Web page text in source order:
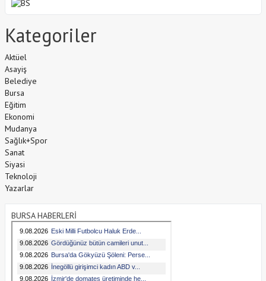
Kategoriler
Aktüel
Asayiş
Belediye
Bursa
Eğitim
Ekonomi
Mudanya
Sağlık+Spor
Sanat
Siyasi
Teknoloji
Yazarlar
BURSA HABERLERİ